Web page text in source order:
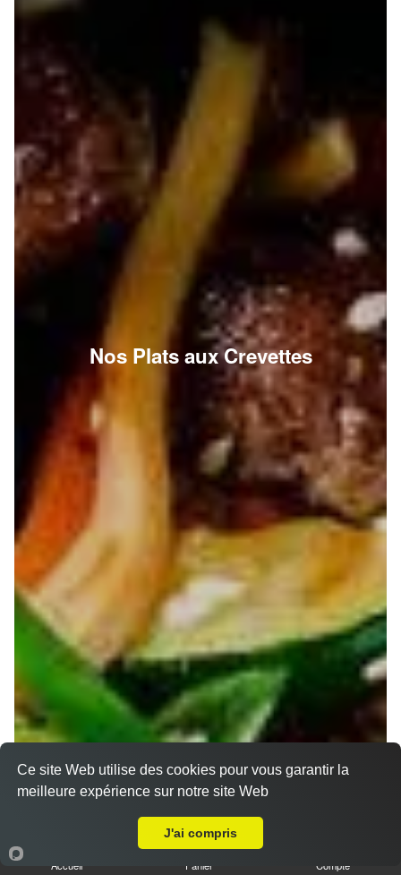
Nos Plats aux Crevettes
Accueil Panier Compte
Ce site Web utilise des cookies pour vous garantir la
meilleure expérience sur notre site Web
J'ai compris